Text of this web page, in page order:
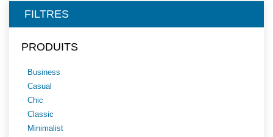
FILTRES
PRODUITS
Business
Casual
Chic
Classic
Minimalist